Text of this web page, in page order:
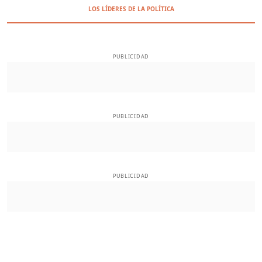
LOS LÍDERES DE LA POLÍTICA
PUBLICIDAD
PUBLICIDAD
PUBLICIDAD